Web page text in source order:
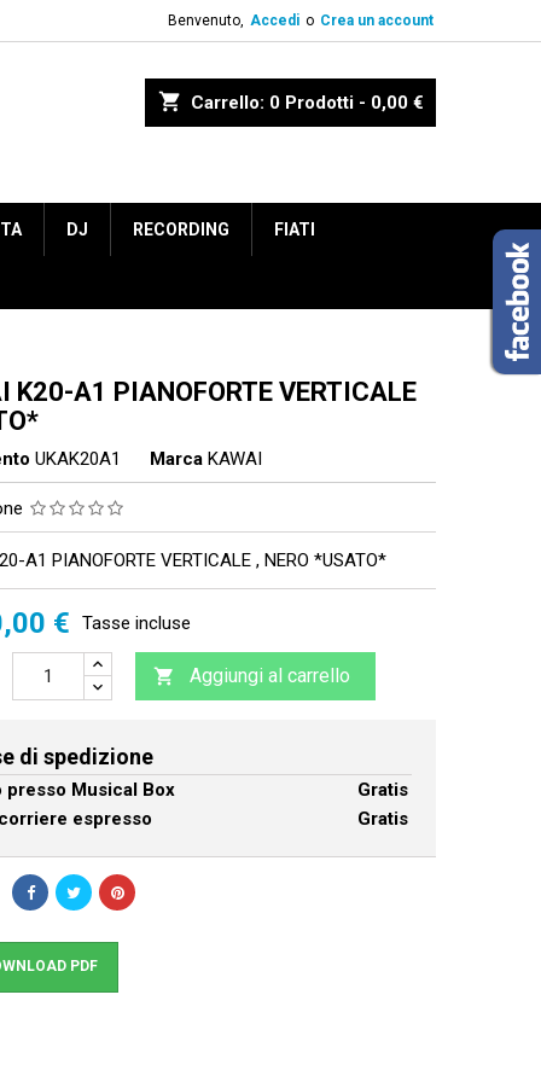
Benvenuto, Accedi o Crea un account
shopping_cart Carrello: 0 Prodotti - 0,00 €
DJ RECORDING FIATI
K20-A1 PIANOFORTE VERTICALE
UKAK20A1 Marca KAWAI
A1 PIANOFORTE VERTICALE , NERO *USATO*
€ Tasse incluse
 Aggiungi al carrello
di spedizione
presso Musical Box
Gratis
espresso
Gratis
PDF